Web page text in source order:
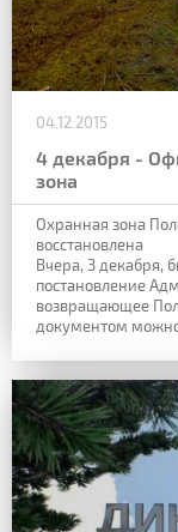
04.12.2015
4 декабря -
зона
Охранная зона
восстановлена
Вчера, 3 декабря,
постановление
возвращающее
документом можно